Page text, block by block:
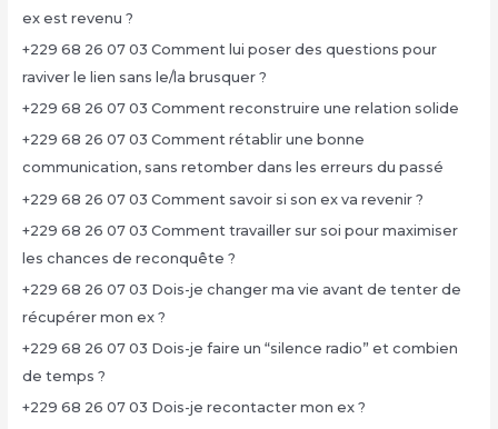
ex est revenu ?
+229 68 26 07 03 Comment lui poser des questions pour
raviver le lien sans le/la brusquer ?
+229 68 26 07 03 Comment reconstruire une relation solide
+229 68 26 07 03 Comment rétablir une bonne
communication, sans retomber dans les erreurs du passé
+229 68 26 07 03 Comment savoir si son ex va revenir ?
+229 68 26 07 03 Comment travailler sur soi pour maximiser
les chances de reconquête ?
+229 68 26 07 03 Dois-je changer ma vie avant de tenter de
récupérer mon ex ?
+229 68 26 07 03 Dois-je faire un “silence radio” et combien
de temps ?
+229 68 26 07 03 Dois-je recontacter mon ex ?